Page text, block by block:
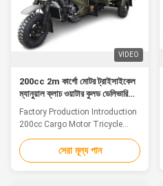
VIDEO
200cc 2m কার্গো মোটর ট্রাইসাইকেল
ম্যানুয়াল ক্লাচ ওয়াটার কুলড ডেলিভারি
বাইক
Factory Production Introduction
200cc Cargo Motor Tricycle
1.4*2m Cargo Box Manual
Clutch water Cool Product
description: ​1. Technology,
সেরা মূল্য পান